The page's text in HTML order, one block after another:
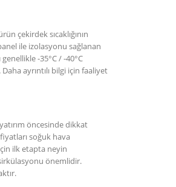
çekirdek sıcaklığının
ile izolasyonu sağlanan
-35°C / -40°C
ayrıntılı bilgi için faaliyet
öncesinde dikkat
soğuk hava
ilk etapta neyin
önemlidir.